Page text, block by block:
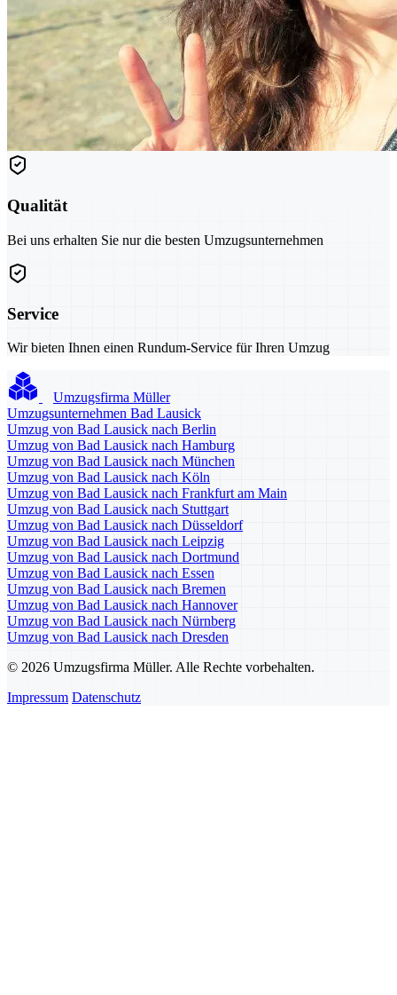
Qualität
Bei uns erhalten Sie nur die besten Umzugsunternehmen
Service
Wir bieten Ihnen einen Rundum-Service für Ihren Umzug
Umzugsfirma Müller
Umzugsunternehmen Bad Lausick
Umzug von Bad Lausick nach Berlin
Umzug von Bad Lausick nach Hamburg
Umzug von Bad Lausick nach München
Umzug von Bad Lausick nach Köln
Umzug von Bad Lausick nach Frankfurt am Main
Umzug von Bad Lausick nach Stuttgart
Umzug von Bad Lausick nach Düsseldorf
Umzug von Bad Lausick nach Leipzig
Umzug von Bad Lausick nach Dortmund
Umzug von Bad Lausick nach Essen
Umzug von Bad Lausick nach Bremen
Umzug von Bad Lausick nach Hannover
Umzug von Bad Lausick nach Nürnberg
Umzug von Bad Lausick nach Dresden
© 2026 Umzugsfirma Müller. Alle Rechte vorbehalten.
Impressum Datenschutz